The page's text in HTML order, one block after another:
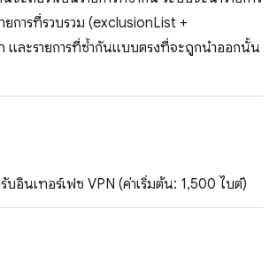
ยการที่รวบรวม (exclusionList +
และรายการที่ซ้ำกันแบบตรงที่จะถูกนำออกนั้น
บอินเทอร์เฟซ VPN (ค่าเริ่มต้น: 1,500 ไบต์)